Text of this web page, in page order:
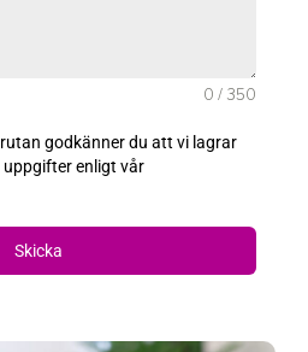
0 / 350
godkänner du att vi lagrar
enligt vår
Skicka